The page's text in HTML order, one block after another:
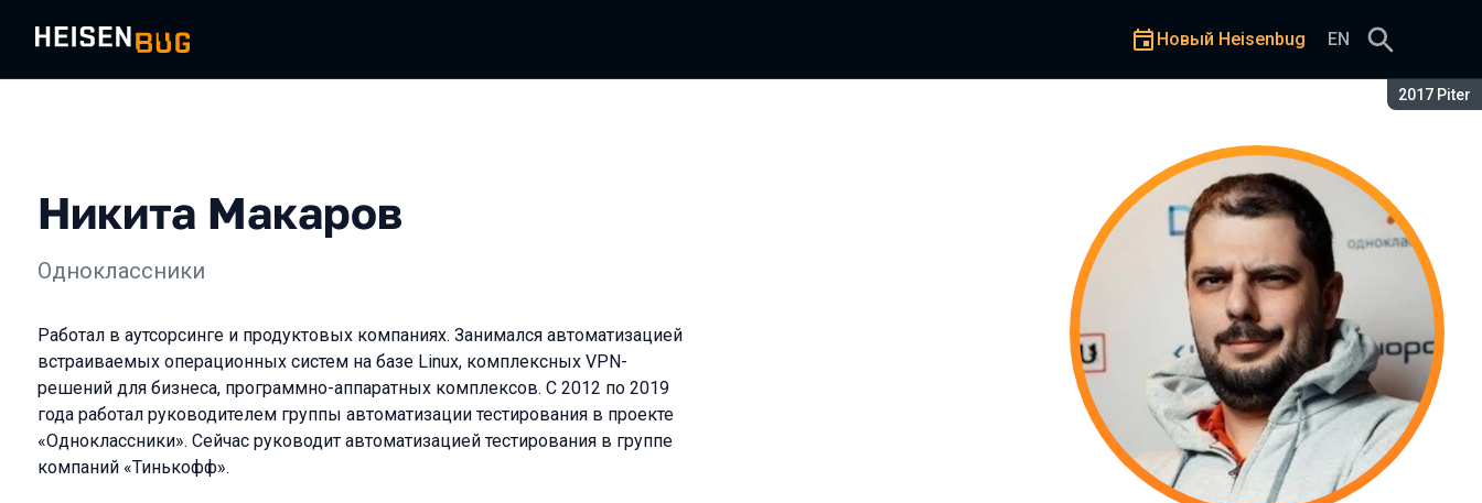
Сезон:
2017 Piter
Новый Heisenbug EN
Никита Макаров
Одноклассники
Работал в аутсорсинге и продуктовых компаниях. Занимался автоматизацией
встраиваемых операционных систем на базе Linux, комплексных VPN-
решений для бизнеса, программно-аппаратных комплексов. С 2012 по 2019
года работал руководителем группы автоматизации тестирования в проекте
«Одноклассники». Сейчас руководит автоматизацией тестирования в группе
компаний «Тинькофф».